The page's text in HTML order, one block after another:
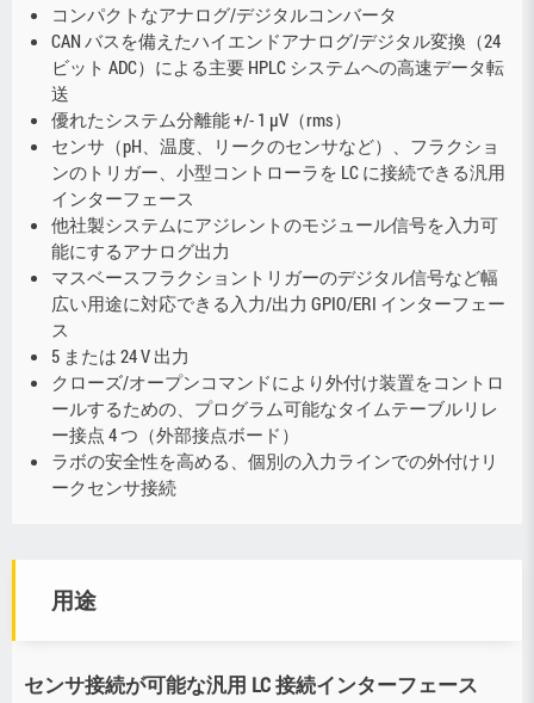
コンパクトなアナログ/デジタルコンバータ
CAN バスを備えたハイエンドアナログ/デジタル変換（24
ビット ADC）による主要 HPLC システムへの高速データ転
送
優れたシステム分離能 +/- 1 μV（rms）
センサ（pH、温度、リークのセンサなど）、フラクショ
ンのトリガー、小型コントローラを LC に接続できる汎用
インターフェース
他社製システムにアジレントのモジュール信号を入力可
能にするアナログ出力
マスベースフラクショントリガーのデジタル信号など幅
広い用途に対応できる入力/出力 GPIO/ERI インターフェー
ス
5 または 24 V 出力
クローズ/オープンコマンドにより外付け装置をコントロ
ールするための、プログラム可能なタイムテーブルリレ
ー接点 4 つ（外部接点ボード）
ラボの安全性を高める、個別の入力ラインでの外付けリ
ークセンサ接続
用途
センサ接続が可能な汎用 LC 接続インターフェース